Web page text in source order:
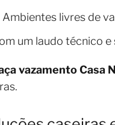
Ambientes livres de
um laudo técnico
vazamento Casa